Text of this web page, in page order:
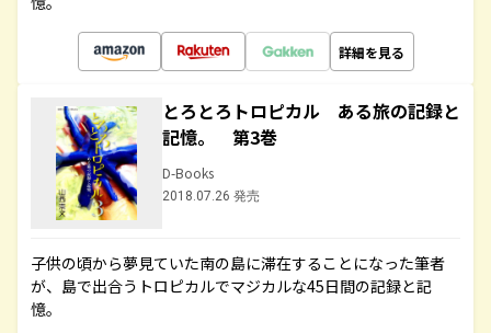
詳細を見る
とろとろトロピカル ある旅の記録と
記憶。 第3巻
D-Books
2018.07.26 発売
子供の頃から夢見ていた南の島に滞在することになった筆者
が、島で出合うトロピカルでマジカルな45日間の記録と記
憶。